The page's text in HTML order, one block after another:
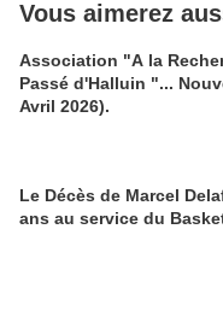
Vous aimerez
Association "A la
Passé d'Halluin "...
Avril 2026).
Le Décès de Marcel
ans au service du